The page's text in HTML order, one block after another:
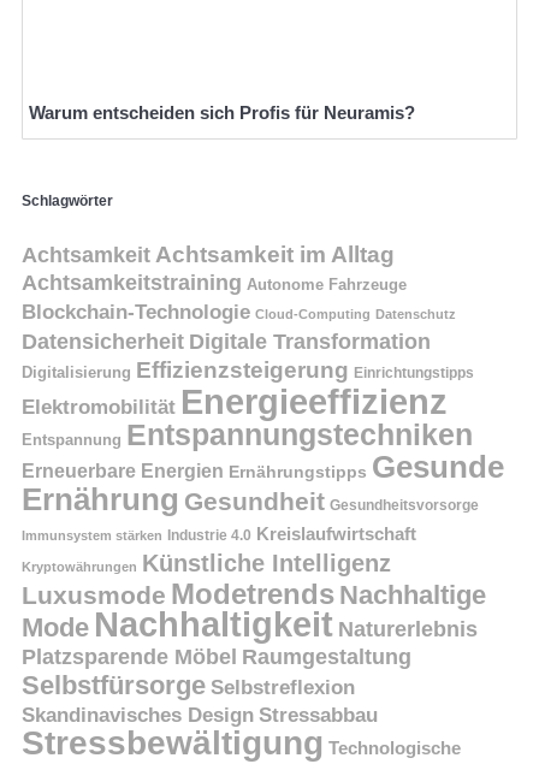
Warum entscheiden sich Profis für Neuramis?
Schlagwörter
Achtsamkeit Achtsamkeit im Alltag
Achtsamkeitstraining Autonome Fahrzeuge
Blockchain-Technologie Cloud-Computing Datenschutz
Datensicherheit Digitale Transformation
Digitalisierung Effizienzsteigerung Einrichtungstipps
Elektromobilität Energieeffizienz
Entspannung Entspannungstechniken
Erneuerbare Energien Ernährungstipps Gesunde
Ernährung Gesundheit Gesundheitsvorsorge
Immunsystem stärken Industrie 4.0 Kreislaufwirtschaft
Kryptowährungen Künstliche Intelligenz
Luxusmode Modetrends Nachhaltige
Mode Nachhaltigkeit Naturerlebnis
Platzsparende Möbel Raumgestaltung
Selbstfürsorge Selbstreflexion
Skandinavisches Design Stressabbau
Stressbewältigung Technologische